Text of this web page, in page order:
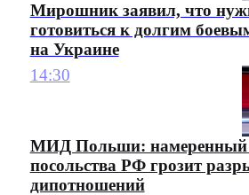
Мирошник заявил, что
готовиться к долгим
на Украине
14:30
МИД Польши: намеренный
посольства РФ грозит
дипотношений